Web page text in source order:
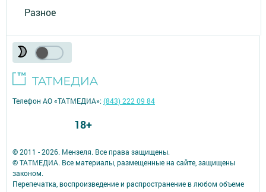
Разное
© 2011 - 2026. Мензеля. Все права защищены.
© ТАТМЕДИА. Все материалы, размещенные на сайте, защищены
законом.
Перепечатка, воспроизведение и распространение в любом объеме
Телефон АО «ТАТМЕДИА»:(843) 222 09 84
18+